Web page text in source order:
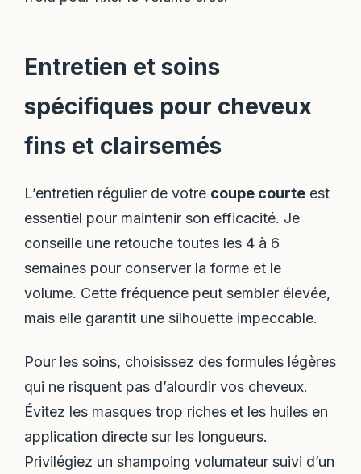
Entretien et soins
spécifiques pour cheveux
fins et clairsemés
L’entretien régulier de votre coupe courte est
essentiel pour maintenir son efficacité. Je
conseille une retouche toutes les 4 à 6
semaines pour conserver la forme et le
volume. Cette fréquence peut sembler élevée,
mais elle garantit une silhouette impeccable.
Pour les soins, choisissez des formules légères
qui ne risquent pas d’alourdir vos cheveux.
Évitez les masques trop riches et les huiles en
application directe sur les longueurs.
Privilégiez un shampoing volumateur suivi d’un